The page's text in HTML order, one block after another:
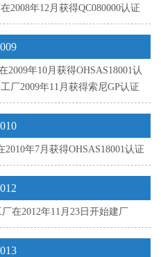
2008年12月获得QC080000认证
年10月获得OHSAS18001认
厂2009年11月获得索尼GP认证
年7月获得OHSAS18001认证
在2012年11月23日开始建厂